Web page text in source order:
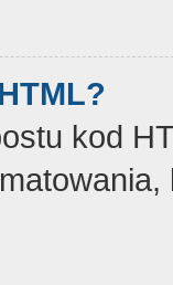
kod